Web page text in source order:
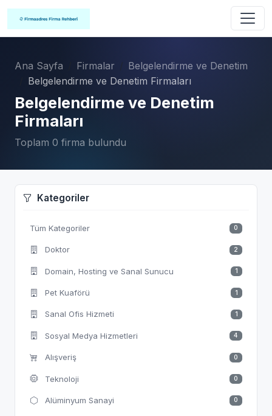
Ana Sayfa Firmalar
Belgelendirme ve Denetim
Belgelendirme ve Denetim Firmaları
Belgelendirme ve Denetim
Firmaları
Toplam 0 firma bulundu
Kategoriler
Tüm Kategoriler 0
Doktor 2
Domain, Hosting ve Sanal Sunucu 1
Pet Kuaförü 1
Sanal Ofis Hizmeti 1
Sosyal Medya Hizmetleri 4
Alışveriş 0
Teknoloji 0
Alüminyum Sanayi 0